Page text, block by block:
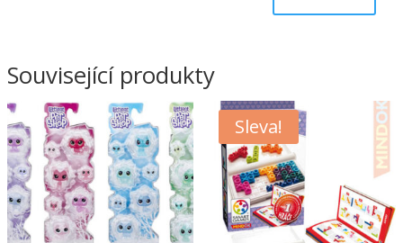
Související produkty
Sleva!